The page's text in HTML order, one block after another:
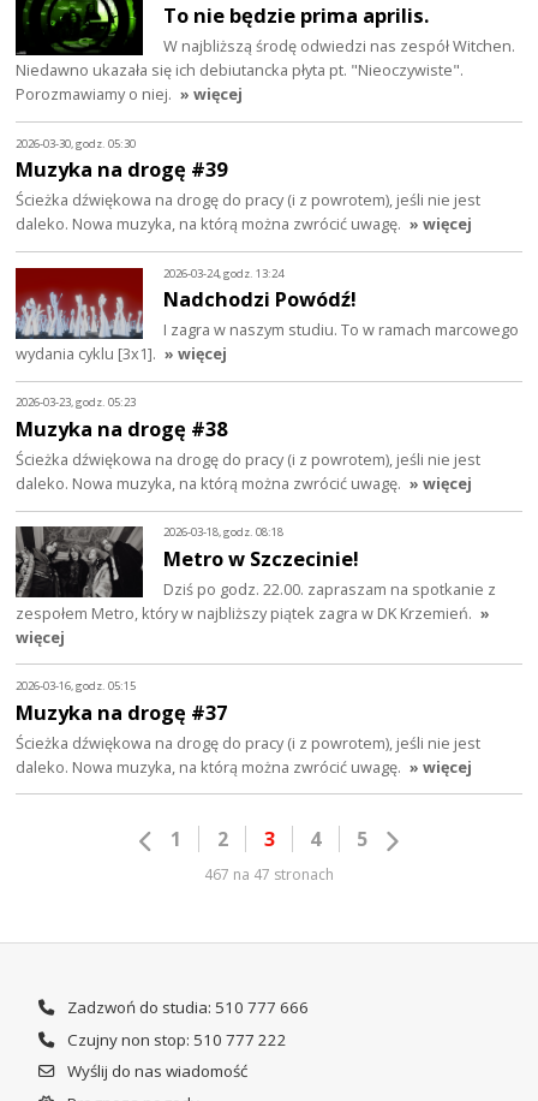
To nie będzie prima aprilis.
W najbliższą środę odwiedzi nas zespół Witchen.
Niedawno ukazała się ich debiutancka płyta pt. "Nieoczywiste".
Porozmawiamy o niej. » więcej
2026-03-30, godz. 05:30
Muzyka na drogę #39
Ścieżka dźwiękowa na drogę do pracy (i z powrotem), jeśli nie jest
daleko. Nowa muzyka, na którą można zwrócić uwagę. » więcej
2026-03-24, godz. 13:24
Nadchodzi Powódź!
I zagra w naszym studiu. To w ramach marcowego
wydania cyklu [3x1]. » więcej
2026-03-23, godz. 05:23
Muzyka na drogę #38
Ścieżka dźwiękowa na drogę do pracy (i z powrotem), jeśli nie jest
daleko. Nowa muzyka, na którą można zwrócić uwagę. » więcej
2026-03-18, godz. 08:18
Metro w Szczecinie!
Dziś po godz. 22.00. zapraszam na spotkanie z
zespołem Metro, który w najbliższy piątek zagra w DK Krzemień. »
więcej
2026-03-16, godz. 05:15
Muzyka na drogę #37
Ścieżka dźwiękowa na drogę do pracy (i z powrotem), jeśli nie jest
daleko. Nowa muzyka, na którą można zwrócić uwagę. » więcej
1 2 3 4 5
467 na 47 stronach
Zadzwoń do studia: 510 777 666
Czujny non stop: 510 777 222
Wyślij do nas wiadomość